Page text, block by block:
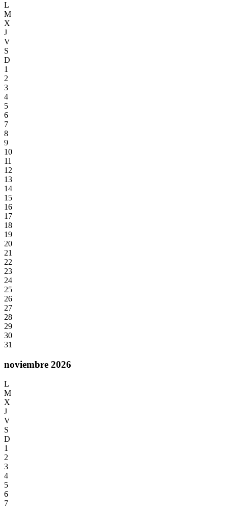
L
M
X
J
V
S
D
1
2
3
4
5
6
7
8
9
10
11
12
13
14
15
16
17
18
19
20
21
22
23
24
25
26
27
28
29
30
31
noviembre 2026
L
M
X
J
V
S
D
1
2
3
4
5
6
7